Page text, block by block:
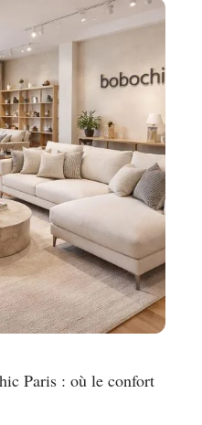
Paris : où le confort